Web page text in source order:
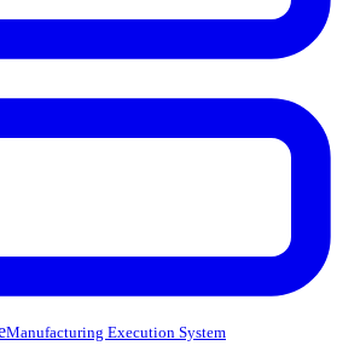
Manufacturing Execution System